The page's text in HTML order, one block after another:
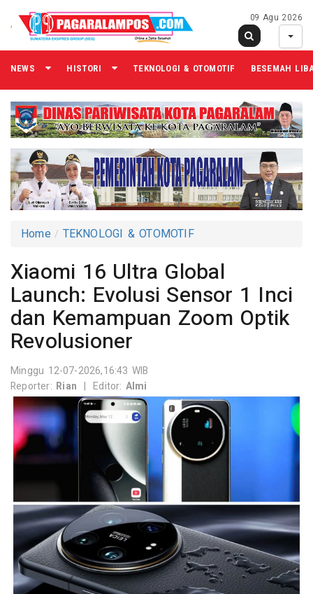
09 Agu 2026
NEWS HISTORI TEKNOLOGI & OTOMOTIF BESEMAH
Home TEKNOLOGI & OTOMOTIF
Xiaomi 16 Ultra Global
Launch: Evolusi Sensor 1 Inci
dan Kemampuan Zoom Optik
Revolusioner
Minggu 12-07-2026,16:43 WIB
Reporter: Rian | Editor: Almi